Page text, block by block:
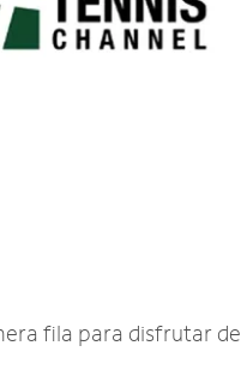
fila para disfrutar